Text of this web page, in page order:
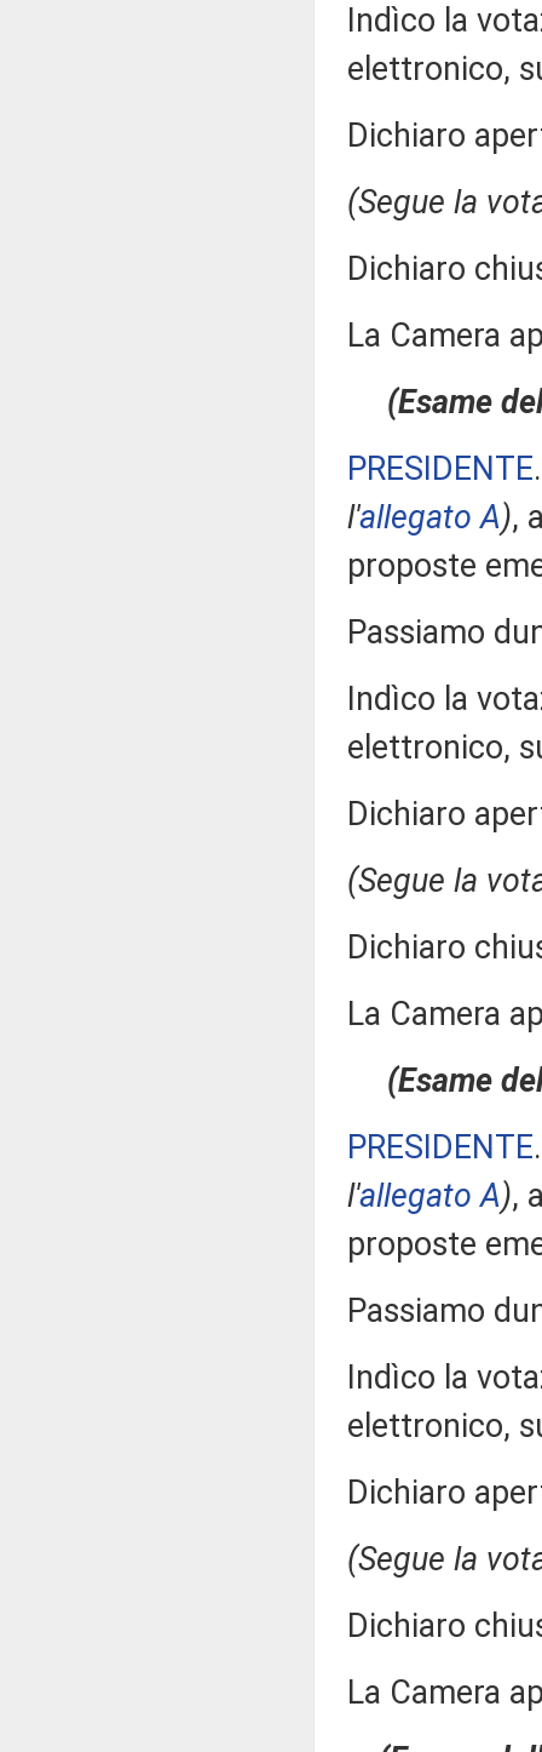
Indìco la
elettronico,
Dichiaro
(Segue la
Dichiaro
La Camera
(Esame
PRESIDENTE
l'allegato A),
proposte
Passiamo
Indìco la
elettronico,
Dichiaro
(Segue la
Dichiaro
La Camera
(Esame
PRESIDENTE
l'allegato A),
proposte
Passiamo
Indìco la
elettronico,
Dichiaro
(Segue la
Dichiaro
La Camera